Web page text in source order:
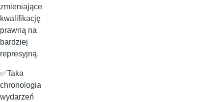
zmieniające
kwalifikację
prawną na
bardziej
represyjną.
✅Taka
chronologia
wydarzeń